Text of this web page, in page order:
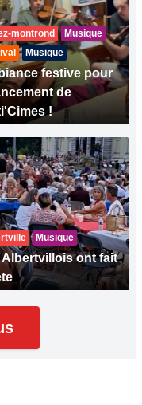
montrond
Musique
Musique
festive pour
de
!
Musique
Albertvillois ont fait